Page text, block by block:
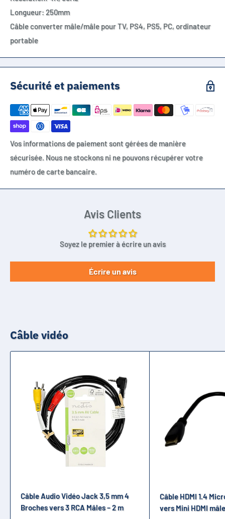
Longueur: 250mm
Câble converter mâle/mâle pour TV, PS4, PS5, PC, ordinateur
portable
Sécurité et paiements
Vos informations de paiement sont gérées de manière
sécurisée. Nous ne stockons ni ne pouvons récupérer votre
numéro de carte bancaire.
Avis Clients
Soyez le premier à écrire un avis
Écrire un avis
Câble vidéo
Câble Audio Vidéo Jack 3,5 mm 4
Broches vers 3 RCA Mâles – 2 m
Câble HDMI 1.4
vers Mini HDMI